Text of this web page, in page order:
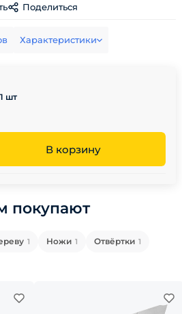
Поделиться
Характеристики
шт
В корзину
покупают
1 Ножи 1 Отвёртки 1